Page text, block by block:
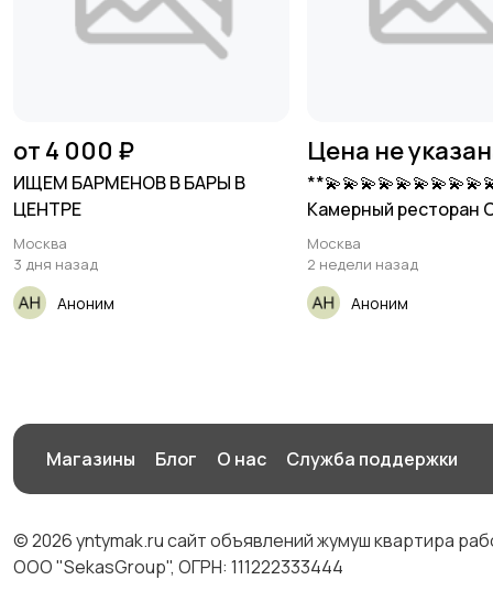
от 4 000 ₽
ИЩЕМ БАРМЕНОВ В БАРЫ В
ЦЕНТРЕ
Москва
3 дня назад
Аноним
Цена не
Камерный ресторан
Патриарших прудах
Москва
2 недели назад
Аноним
Магазины Блог О нас Служба поддержки
© 2026 yntymak.ru сайт объявлений жумуш квартира
ООО "SekasGroup", ОГРН: 111222333444